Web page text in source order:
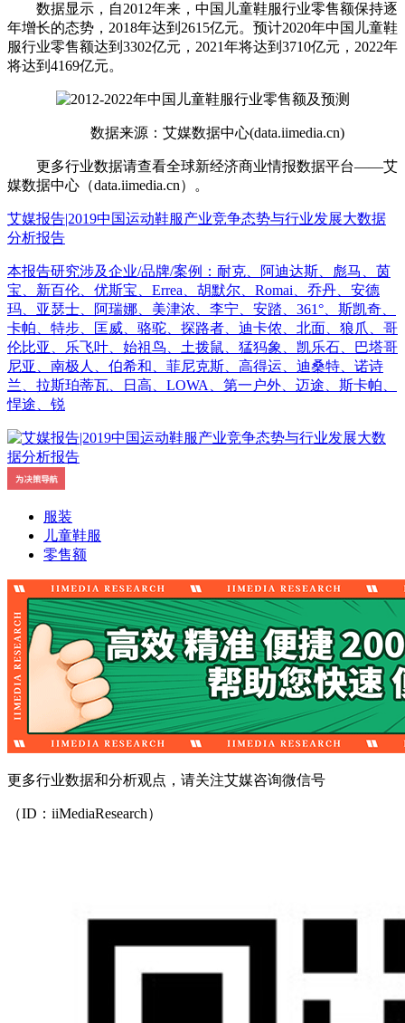
数据显示，自2012年来，中国儿童鞋服行业零售额保持逐
年增长的态势，2018年达到2615亿元。预计2020年中国儿童鞋
服行业零售额达到3302亿元，2021年将达到3710亿元，2022年
将达到4169亿元。
数据来源：艾媒数据中心(data.iimedia.cn)
更多行业数据请查看全球新经济商业情报数据平台——艾
媒数据中心（data.iimedia.cn）。
艾媒报告|2019中国运动鞋服产业竞争态势与行业发展大数据
分析报告
本报告研究涉及企业/品牌/案例：耐克、阿迪达斯、彪马、茵
宝、新百伦、优斯宝、Errea、胡默尔、Romai、乔丹、安德
玛、亚瑟士、阿瑞娜、美津浓、李宁、安踏、361°、斯凯奇、
卡帕、特步、匡威、骆驼、探路者、迪卡侬、北面、狼爪、哥
伦比亚、乐飞叶、始祖鸟、土拨鼠、猛犸象、凯乐石、巴塔哥
尼亚、南极人、伯希和、菲尼克斯、高得运、迪桑特、诺诗
兰、拉斯珀蒂瓦、日高、LOWA、第一户外、迈途、斯卡帕、
悍途、锐
服装
儿童鞋服
零售额
更多行业数据和分析观点，请关注艾媒咨询微信号
（ID：iiMediaResearch）